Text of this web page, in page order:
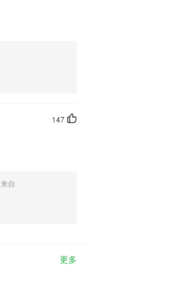
147
来自
更多